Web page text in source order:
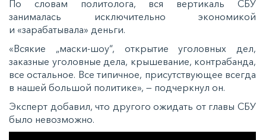
По словам политолога, вся вертикаль СБУ
занималась исключительно экономикой
и «зарабатывала» деньги.
«Всякие „маски-шоу“, открытие уголовных дел,
заказные уголовные дела, крышевание, контрабанда,
все остальное. Все типичное, присутствующее всегда
в нашей большой политике», — подчеркнул он.
Эксперт добавил, что другого ожидать от главы СБУ
было невозможно.